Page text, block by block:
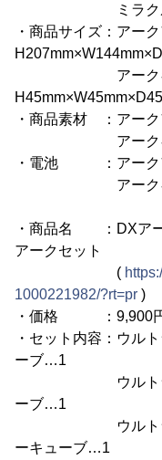
ミラクルア
・商品サイズ：アー
アークキュ
・商品素材 ：アー
アークキュー
・電池 ：アーク
アークキュー
・商品名 ：DXアー
アークセット
(
1000221982/?rt=pr )
・価格 ：9,900円(
・セット内容：ウル
ーブ…1
ウルトラマン
ーブ…1
ウルトラマン
ーキューブ…1